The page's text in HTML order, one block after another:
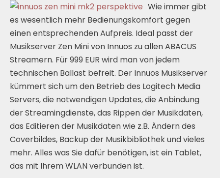
Wie immer gibt
es wesentlich mehr Bedienungskomfort gegen
einen entsprechenden Aufpreis. Ideal passt der
Musikserver Zen Mini von Innuos zu allen ABACUS
Streamern. Für 999 EUR wird man von jedem
technischen Ballast befreit. Der Innuos Musikserver
kümmert sich um den Betrieb des Logitech Media
Servers, die notwendigen Updates, die Anbindung
der Streamingdienste, das Rippen der Musikdaten,
das Editieren der Musikdaten wie z.B. Ändern des
Coverbildes, Backup der Musikbibliothek und vieles
mehr. Alles was Sie dafür benötigen, ist ein Tablet,
das mit Ihrem WLAN verbunden ist.